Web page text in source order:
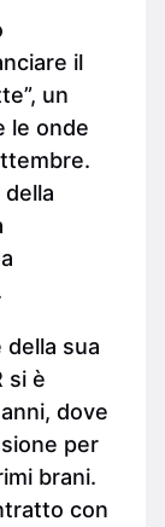
il
un
le onde
della
sua
si è
dove
per
brani.
con